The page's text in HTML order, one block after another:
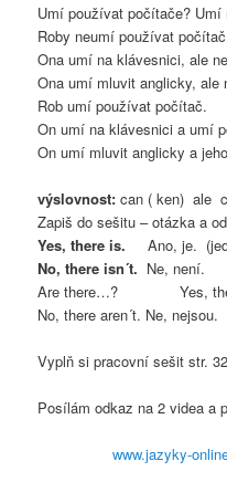
Umí používat počítače?
Roby neumí používat
Ona umí na klávesnici, ale
Ona umí mluvit anglicky, ale
Rob umí používat počítač.
On umí na klávesnici a umí
On umí mluvit anglicky a
výslovnost: can ( ken) ale
Zapiš do sešitu – otázka a
Yes, there is. Ano, je.
No, there isn´t. Ne, není.
Are there…? Yes, there
No, there aren´t. Ne, nejsou.
Vyplň si pracovní sešit str.
Posílám odkaz na 2 videa a
www.jazyky-